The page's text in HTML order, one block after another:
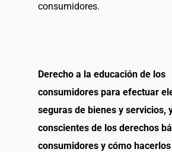
consumidores.
Derecho a la educación de los
consumidores para efectuar
seguras de bienes y servicios,
conscientes de los derechos
consumidores y cómo